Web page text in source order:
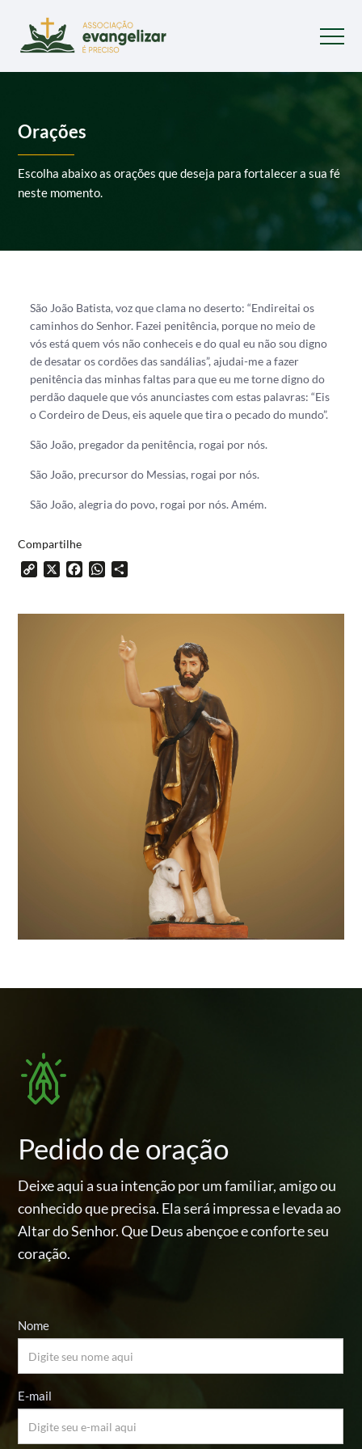
Orações
Escolha abaixo as orações que deseja para fortalecer a sua fé
neste momento.
São João Batista, voz que clama no deserto: “Endireitai os
caminhos do Senhor. Fazei penitência, porque no meio de
vós está quem vós não conheceis e do qual eu não sou digno
de desatar os cordões das sandálias”, ajudai-me a fazer
penitência das minhas faltas para que eu me torne digno do
perdão daquele que vós anunciastes com estas palavras: “Eis
o Cordeiro de Deus, eis aquele que tira o pecado do mundo”.
São João, pregador da penitência, rogai por nós.
São João, precursor do Messias, rogai por nós.
São João, alegria do povo, rogai por nós. Amém.
Compartilhe
Copy X FacebookWhatsApp
Pedido de oração
Deixe aqui a sua intenção por um familiar, amigo ou
conhecidoque precisa. Ela será impressa e levada ao
Altar do Senhor.Que Deus abençoe e conforte seu
coração.
Nome
E-mail